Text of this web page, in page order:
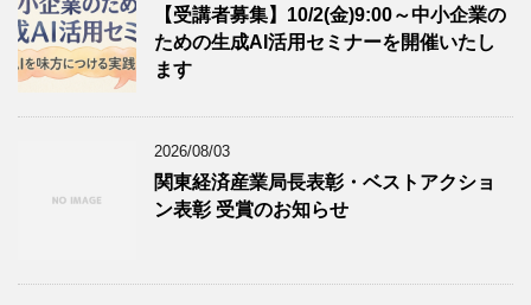
【受講者募集】10/2(金)9:00～中小企業の
ための生成AI活用セミナーを開催いたし
ます
2026/08/03
関東経済産業局長表彰・ベストアクショ
ン表彰 受賞のお知らせ